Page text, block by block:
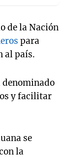
de la Nación
para
al país.
denominado
y facilitar
se
la